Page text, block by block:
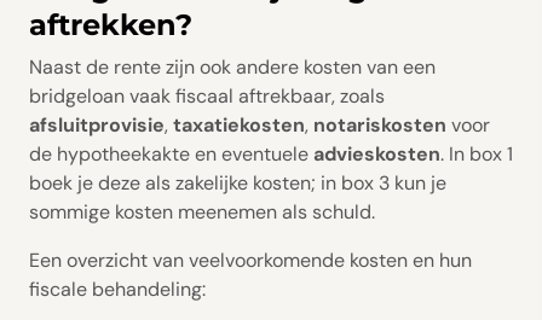
aftrekken?
Naast de rente zijn ook andere kosten van een
bridgeloan vaak fiscaal aftrekbaar, zoals
afsluitprovisie,taxatiekosten, notariskosten voor
de hypotheekakte en eventuele advieskosten. In box 1
boek je deze als zakelijke kosten; in box 3 kun je
sommige kosten meenemen als schuld.
Een overzicht van veelvoorkomende kosten en hun
fiscale behandeling: